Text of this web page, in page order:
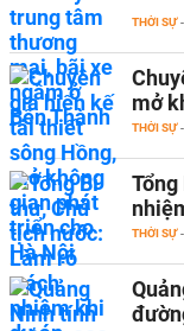
THỜI SỰ -
mở
THỜI SỰ -
THỜI SỰ -